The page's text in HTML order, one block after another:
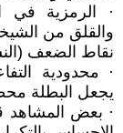
· الرمزية في
والقلق من
نقاط الضعف
· محدودية
يجعل البطلة
· بعض المشاهد